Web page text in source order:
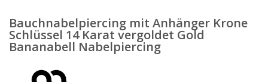
Bauchnabelpiercing mit Anhänger Krone
Schlüssel 14 Karat vergoldet Gold
Bananabell Nabelpiercing